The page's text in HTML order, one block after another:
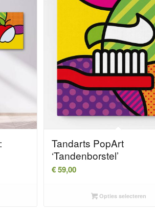
Tandarts PopArt
‘Tandenborstel’
€59,00
Opties selecteren